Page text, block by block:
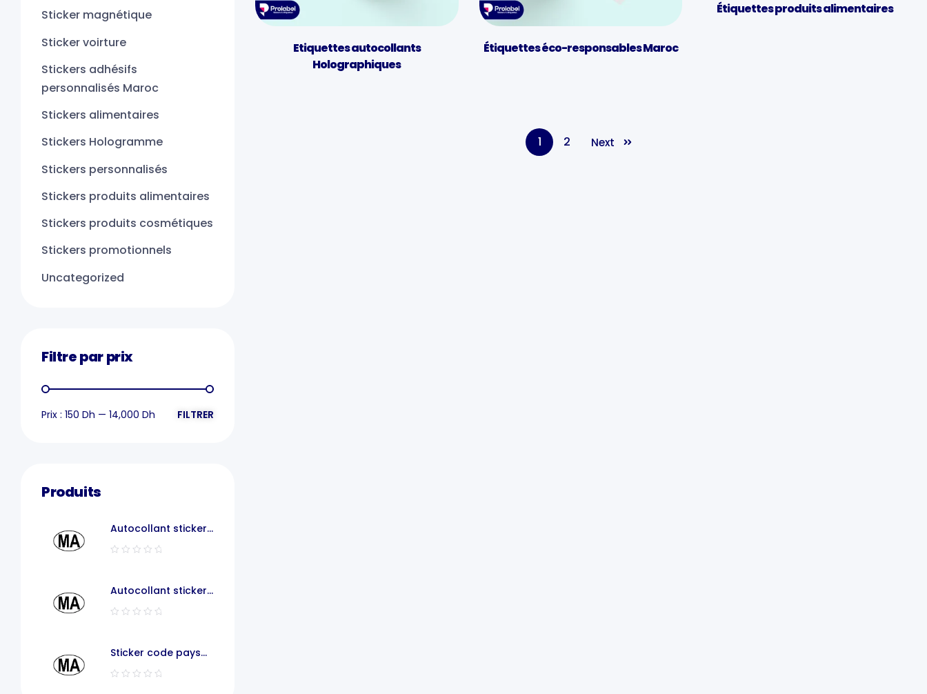
Etiquettes autocollants
Holographiques
Étiquettes éco-responsables Maroc
Étiquettes produits alimentaires
1 2 Next
Sticker magnétique
Sticker voirture
Stickers adhésifs
personnalisés Maroc
Stickers alimentaires
Stickers Hologramme
Stickers personnalisés
Stickers produits alimentaires
Stickers produits cosmétiques
Stickers promotionnels
Uncategorized
Filtre par prix
FILTRER
Prix : 150 Dh — 14,000 Dh
Produits
Autocollant sticker
voiture MA
Autocollant sticker
code pays voiture
Sticker code pays
voiture maroc MA